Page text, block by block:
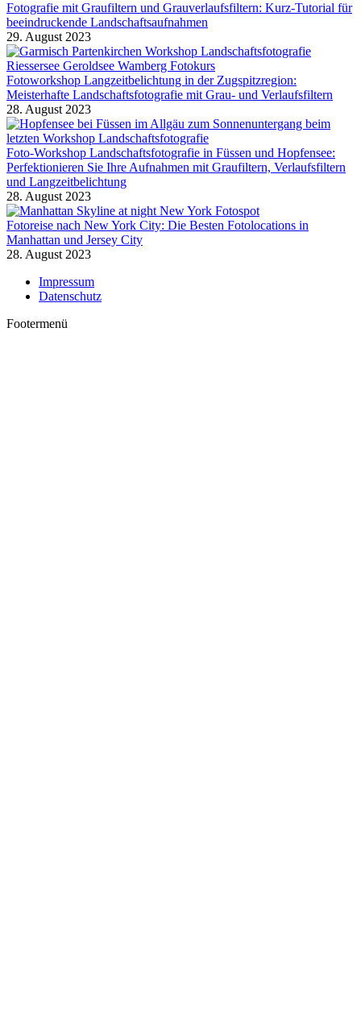
Fotografie mit Graufiltern und Grauverlaufsfiltern: Kurz-Tutorial für
beeindruckende Landschaftsaufnahmen
29. August 2023
Fotoworkshop Langzeitbelichtung in der Zugspitzregion:
Meisterhafte Landschaftsfotografie mit Grau- und Verlaufsfiltern
28. August 2023
Foto-Workshop Landschaftsfotografie in Füssen und Hopfensee:
Perfektionieren Sie Ihre Aufnahmen mit Graufiltern, Verlaufsfiltern
und Langzeitbelichtung
28. August 2023
Fotoreise nach New York City: Die Besten Fotolocations in
Manhattan und Jersey City
28. August 2023
Impressum
Datenschutz
Footermenü